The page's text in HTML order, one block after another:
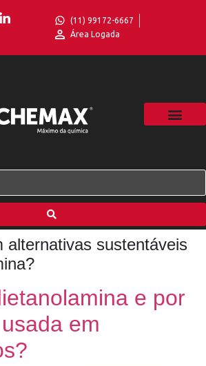
(11) 99172-6667
Área Logada
alternativas sustentáveis
e por
em